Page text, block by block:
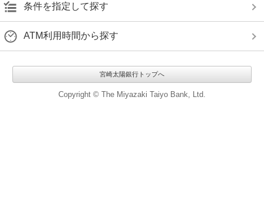
条件を指定して探す
ATM利用時間から探す
宮崎太陽銀行トップへ
Copyright © The Miyazaki Taiyo Bank, Ltd.